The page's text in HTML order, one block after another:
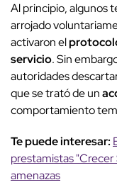
Al principio, algunos
arrojado
activaron el
servicio. Sin
autoridades
que se trató de un
comportamiento
Te puede interesar:
prestamistas
amenazas